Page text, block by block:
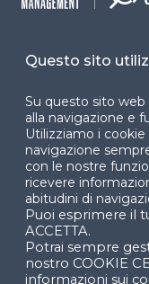
Facebook
© 2024 Copyright
di Ingegneria
Questo sito
Su questo sito
alla navigazione e
Utilizziamo i
navigazione
con le nostre
ricevere
abitudini di
Puoi esprimere il
ACCETTA.
Potrai sempre
nostro COOKIE
informazioni sui